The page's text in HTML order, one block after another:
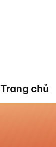
Trang chủ